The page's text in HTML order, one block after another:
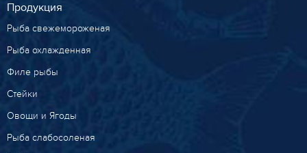
Продукция
Рыба свежемороженая
Рыба охлажденная
Филе рыбы
Стейки
Овощи и Ягоды
Рыба слабосоленая